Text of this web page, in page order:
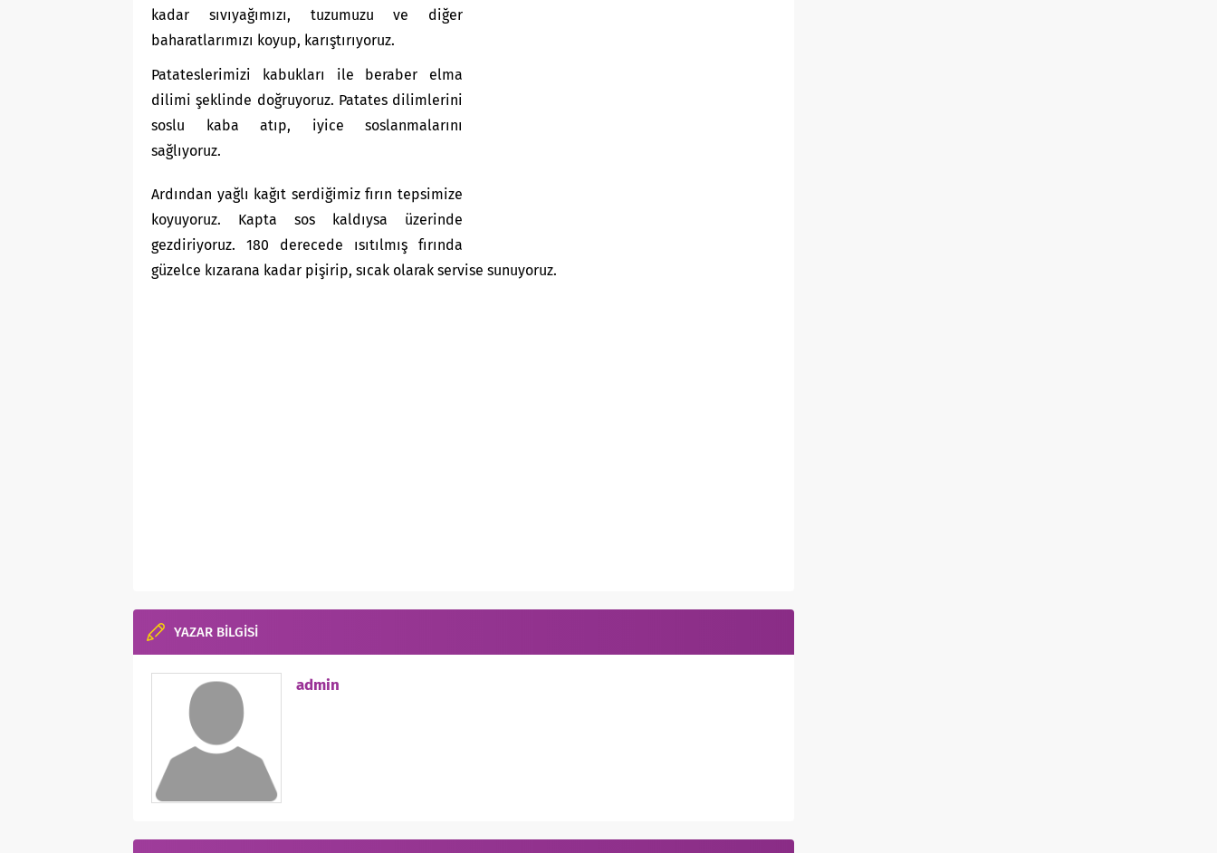
kadar sıvıyağımızı, tuzumuzu ve diğer
baharatlarımızı koyup, karıştırıyoruz.
Patateslerimizi kabukları ile beraber elma
dilimi şeklinde doğruyoruz. Patates dilimlerini
soslu kaba atıp, iyice soslanmalarını
sağlıyoruz.
Ardından yağlı kağıt serdiğimiz fırın tepsimize
koyuyoruz. Kapta sos kaldıysa üzerinde
gezdiriyoruz. 180 derecede ısıtılmış fırında
güzelce kızarana kadar pişirip, sıcak olarak servise sunuyoruz.
YAZAR BİLGİSİ
admin